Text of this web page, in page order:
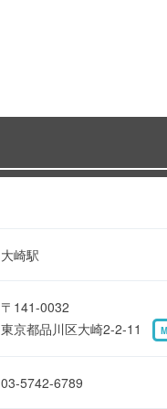
大崎駅
〒141-0032
東京都品川区大崎2-2-11
03-5742-6789